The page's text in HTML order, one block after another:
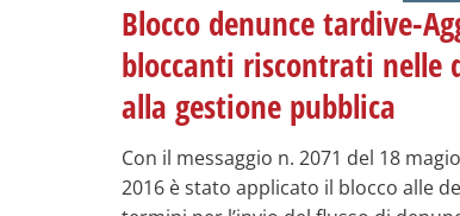
Blocco denunce tardive-
bloccanti riscontrati nelle
alla gestione pubblica
Con il messaggio n. 2071 del 18
2016 è stato applicato il blocco alle